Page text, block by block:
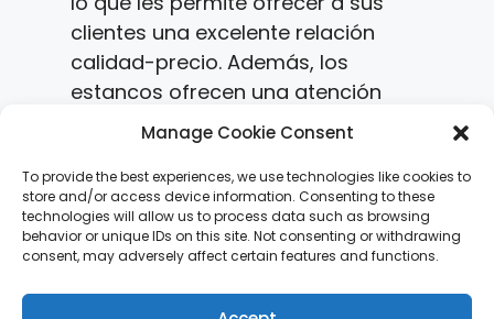
Manage Cookie Consent
To provide the best experiences, we use technologies like cookies to
store and/or access device information. Consenting to these
technologies will allow us to process data such as browsing
behavior or unique IDs on this site. Not consenting or withdrawing
consent, may adversely affect certain features and functions.
clientes una excelente relación
calidad-precio. Además, los
estancos ofrecen una atención
personalizada a sus clientes, lo que
les permite ofrecer un servicio de
calidad. Por último, los estancos
ofrecen una amplia variedad de
productos y servicios, lo que les
permite satisfacer las necesidades
de sus clientes.